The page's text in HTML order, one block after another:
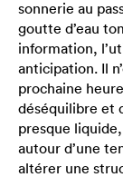
sonnerie au
goutte d’eau
information,
anticipation. Il
prochaine
déséquilibre et
presque
autour d’une
altérer une